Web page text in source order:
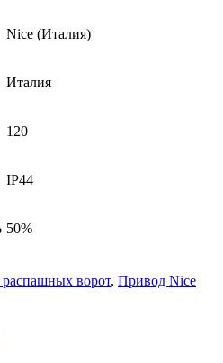
Nice (Италия)
Италия
120
IP44
50%
ворот, Привод Nice